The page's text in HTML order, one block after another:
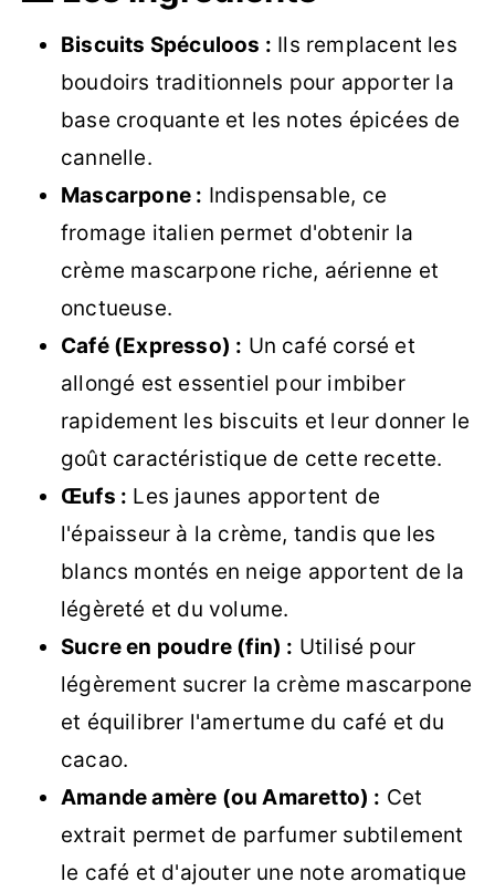
Biscuits Spéculoos : Ils remplacent les
boudoirs traditionnels pour apporter la
base croquante et les notes épicées de
cannelle.
Mascarpone : Indispensable, ce
fromage italien permet d'obtenir la
crème mascarpone riche, aérienne et
onctueuse.
Café (Expresso) : Un café corsé et
allongé est essentiel pour imbiber
rapidement les biscuits et leur donner le
goût caractéristique de cette recette.
Œufs : Les jaunes apportent de
l'épaisseur à la crème, tandis que les
blancs montés en neige apportent de la
légèreté et du volume.
Sucre en poudre (fin) : Utilisé pour
légèrement sucrer la crème mascarpone
et équilibrer l'amertume du café et du
cacao.
Amande amère (ou Amaretto) : Cet
extrait permet de parfumer subtilement
le café et d'ajouter une note aromatique